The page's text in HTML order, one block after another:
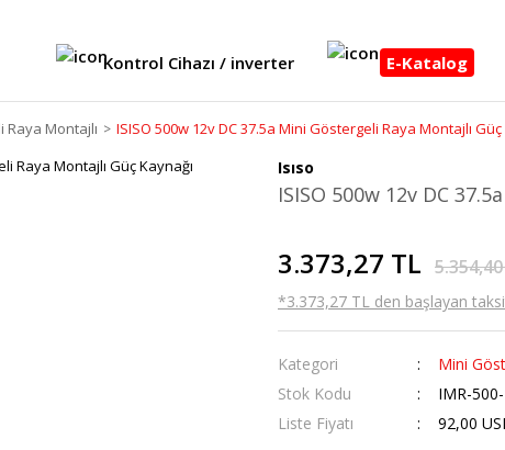
Kontrol Cihazı / inverter E-Katalog
Montajlı ISISO 500w 12v DC 37.5a Mini Göstergeli Raya Montajlı Güç
Isıso
ISISO 500w 12v DC
3.373,27 TL
*3.373,27 TL den başlayan
Kategori
Mini
Stok Kodu
IMR-
Liste Fiyatı
92,00